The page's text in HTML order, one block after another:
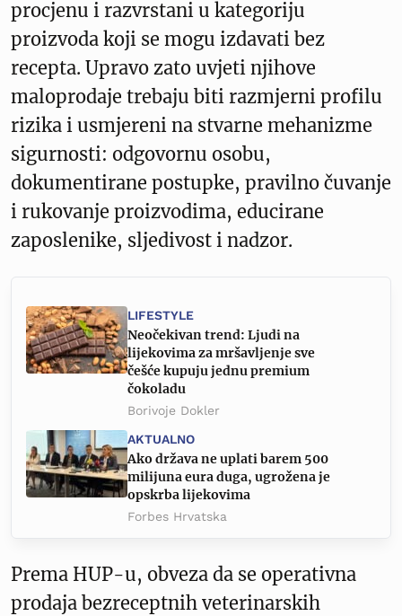
procjenu i razvrstani u kategoriju
proizvoda koji se mogu izdavati bez
recepta. Upravo zato uvjeti njihove
maloprodaje trebaju biti razmjerni profilu
rizika i usmjereni na stvarne mehanizme
sigurnosti: odgovornu osobu,
dokumentirane postupke, pravilno čuvanje
i rukovanje proizvodima, educirane
zaposlenike, sljedivost i nadzor.
LIFESTYLE
Neočekivan trend: Ljudi na
lijekovima za mršavljenje sve
češće kupuju jednu premium
čokoladu
Borivoje Dokler
AKTUALNO
Ako država ne uplati barem 500
milijuna eura duga, ugrožena je
opskrba lijekovima
Forbes Hrvatska
Prema HUP-u, obveza da se operativna
prodaja bezreceptnih veterinarskih